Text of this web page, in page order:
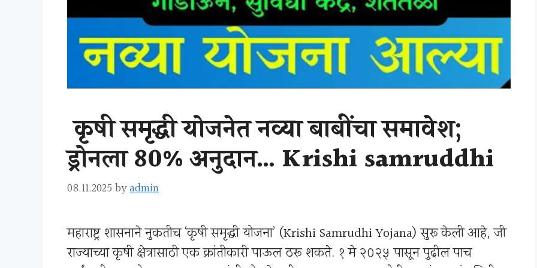
कृषी समृद्धी योजनेत नव्या बाबींचा समावेश;
ड्रोनला 80% अनुदान… Krishi samruddhi
08.11.2025 byadmin
महाराष्ट्र शासनाने नुकतीच ‘कृषी समृद्धी योजना’ (Krishi Samrudhi Yojana) सुरू केली आहे, जी
राज्याच्या कृषी क्षेत्रासाठी एक क्रांतीकारी पाऊल ठरू शकते. १ मे २०२५ पासून पुढील पाच